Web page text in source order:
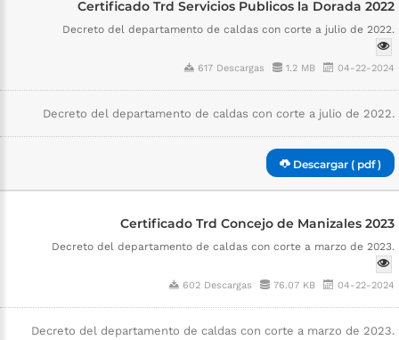
Certificado Trd Servicios Publicos la Dorada 2022
Decreto del departamento de caldas con corte a julio de 2022.
617 Descargas 1.2 MB 04-22-2024
Decreto del departamento de caldas con corte a julio de 2022.
Descargar ( pdf )
Certificado Trd Concejo de Manizales 2023
Decreto del departamento de caldas con corte a marzo de 2023.
602 Descargas 76.07 KB 04-22-2024
Decreto del departamento de caldas con corte a marzo de 2023.